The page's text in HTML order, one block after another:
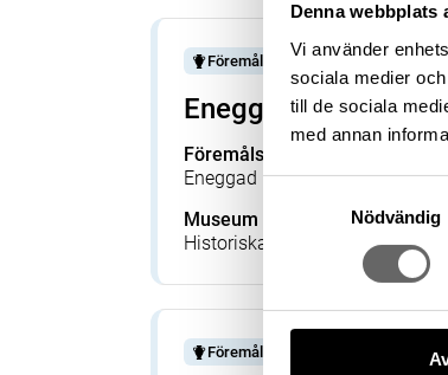
Denna webbplats
Vi använder
sociala medier
till de sociala
med annan
Nödvändig
Föremål
Eneggad kniv
Föremålsbenämning
Eneggad kniv, Kniv
Museum
Historiska museet
Föremål